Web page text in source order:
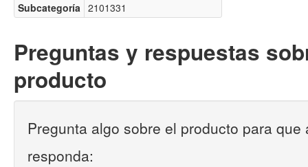
Subcategoría 2101331
Preguntas y respuestas
producto
Pregunta algo sobre el producto para que
responda: